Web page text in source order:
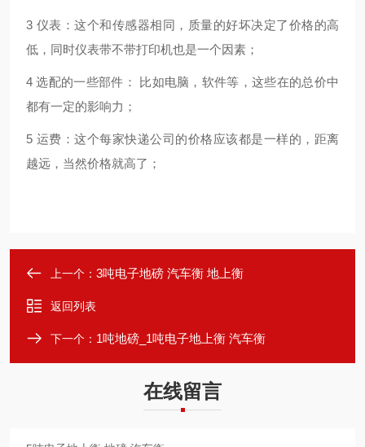
3 仪表：这个和传感器相同，质量的好坏决定了价格的高
低，同时仪表带不带打印机也是一个因素；
4 选配的一些部件： 比如电脑，软件等，这些在的总价中
都有一定的影响力；
5 运费：这个每家快递公司的价格应该都是一样的，距离
越远，当然价格就高了；
上一个： 3吨电子地磅 汽车衡 地上衡
返回列表
下一个： 1吨地磅_1吨电子地上衡 汽车衡
在线留言